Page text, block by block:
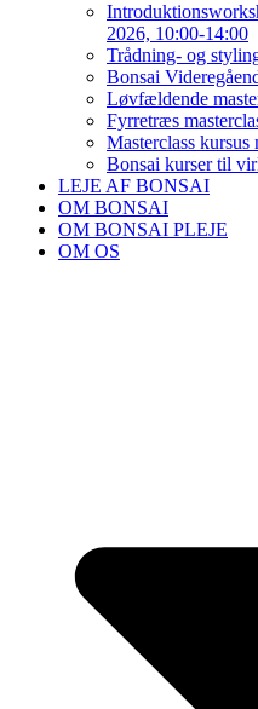
2026, 10:00-14:00
Trådning- og
Bonsai
Løvfældende
Fyrretræs
Masterclass
Bonsai kurser til
LEJE AF BONSAI
OM BONSAI
OM BONSAI PLEJE
OM OS